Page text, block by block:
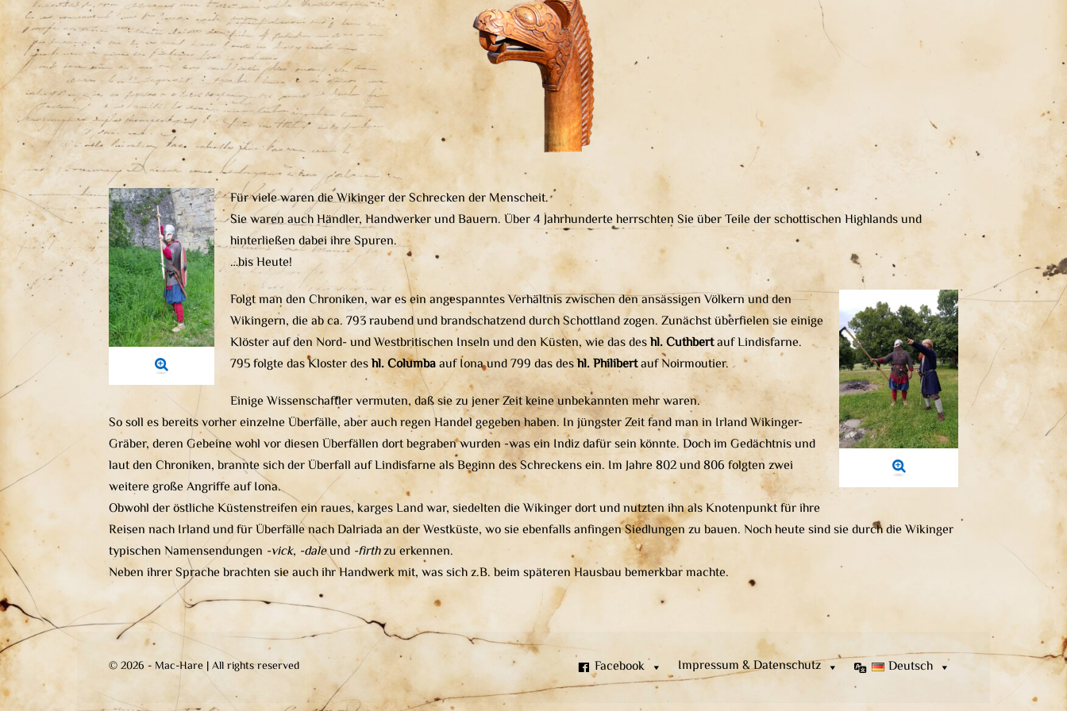
Für viele waren die Wikinger der Schrecken der Menscheit.
Sie waren auch Händler, Handwerker und Bauern. Über 4 Jahrhunderte herrschten Sie über Teile der schottischen Highlands und
hinterließen dabei ihre Spuren.
…bis Heute!
Folgt man den Chroniken, war es ein angespanntes Verhältnis zwischen den ansässigen Völkern und den
Wikingern, die ab ca. 793 raubend und brandschatzend durch Schottland zogen. Zunächst überfielen sie einige
Klöster auf den Nord- und Westbritischen Inseln und den Küsten, wie das deshl. Cuthbertauf Lindisfarne.
795 folgte das Kloster deshl. Columbaauf Iona und 799 das deshl. Philibertauf Noirmoutier.
Einige Wissenschaftler vermuten, daß sie zu jener Zeit keine unbekannten mehr waren.
So soll es bereits vorher einzelne Überfälle, aber auch regen Handel gegeben haben. In jüngster Zeit fand man in Irland Wikinger-
Gräber, deren Gebeine wohl vor diesen Überfällen dort begraben wurden -was ein Indiz dafür sein könnte. Doch im Gedächtnis und
laut den Chroniken, brannte sich der Überfall auf Lindisfarne als Beginn des Schreckens ein. Im Jahre 802 und 806 folgten zwei
weitere große Angriffe auf Iona.
Obwohl der östliche Küstenstreifen ein raues, karges Land war, siedelten die Wikinger dort und nutzten ihn als Knotenpunkt für ihre
Reisen nach Irland und für Überfälle nach Dalriada an der Westküste, wo sie ebenfalls anfingen Siedlungen zu bauen. Noch heute sind sie durch die Wikinger
typischen Namensendungen -vick, -daleund -firthzu erkennen.
Neben ihrer Sprache brachten sie auch ihr Handwerk mit, was sich z.B. beim späteren Hausbau bemerkbar machte.
© 2026 - Mac-Hare | All rights reserved Facebook Impressum & Datenschutz Deutsch